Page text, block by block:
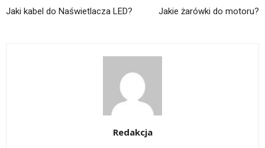
Jaki kabel do Naświetlacza LED? Jakie żarówki do motoru?
Redakcja